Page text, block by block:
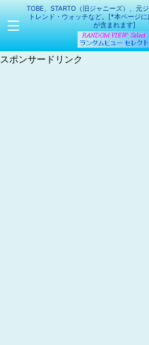
TOBE、STARTO（旧ジャニーズ）、元
トレンド・ウォッチなど。[*本ページ
が含まれます]
スポンサードリンク